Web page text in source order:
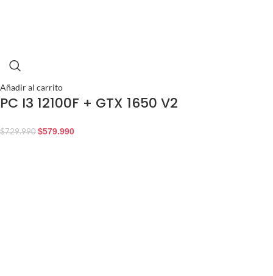
Añadir al carrito
PC I3 12100F + GTX 1650 V2
$729.990 $579.990